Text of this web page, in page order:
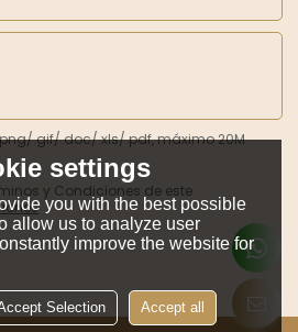
.gif/.doc/.xls/.pdf, máximo 20M
y Condiciones de este
settings
you with the best possible
allow us to analyze user
improve the website for
Selection Accept all